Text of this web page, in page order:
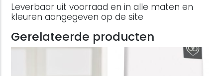
Leverbaar uit voorraad en in alle maten en
kleuren aangegeven op de site
Gerelateerde producten